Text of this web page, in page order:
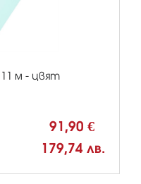
м - цвят
91,90 €
179,74 лв.